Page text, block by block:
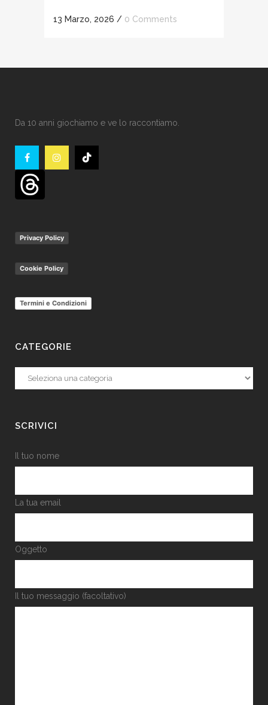
13 Marzo, 2026 / 0 Comments
Da 10 anni giochiamo e ve lo raccontiamo.
Privacy Policy
Cookie Policy
Termini e Condizioni
CATEGORIE
Categorie
SCRIVICI
Il tuo nome
La tua email
Oggetto
Il tuo messaggio (facoltativo)